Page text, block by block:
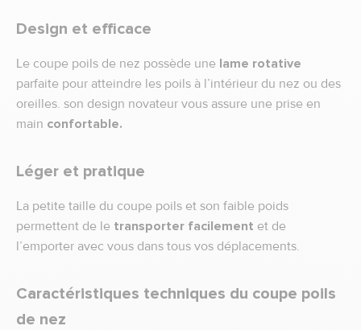
Design et efficace
Le coupe poils de nez possède une lame rotative
parfaite pour atteindre les poils à l’intérieur du nez ou des
oreilles. son design novateur vous assure une prise en
main confortable.
Léger et pratique
La petite taille du coupe poils et son faible poids
permettent de le transporter facilement et de
l’emporter avec vous dans tous vos déplacements.
Caractéristiques techniques du coupe poils
de nez